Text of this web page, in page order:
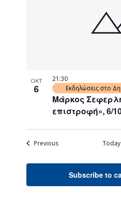
ΟΚΤ
6
Μάρκος
επιστροφή», 6/
21:30
Εκδηλώσεις στο
PreviousEvents Today
Subscribe to